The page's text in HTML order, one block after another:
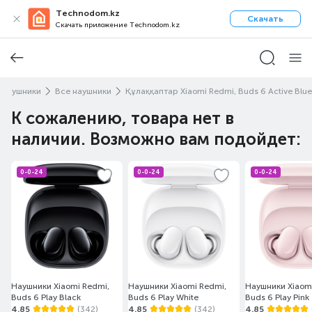
Technodom.kz
Скачать приложение Technodom.kz
Скачать
Наушники Все наушники Құлаққаптар Xiaomi Redmi, Buds 6 Active Blue
К сожалению, товара нет в
наличии. Возможно вам подойдет:
0-0-24
Наушники Xiaomi Redmi,
Buds 6 Play Black
4.85
(342)
0-0-24
Наушники Xiaomi Redmi,
Buds 6 Play White
4.85
(342)
0-0-24
Наушники
Buds 6 Play Pink
4.85